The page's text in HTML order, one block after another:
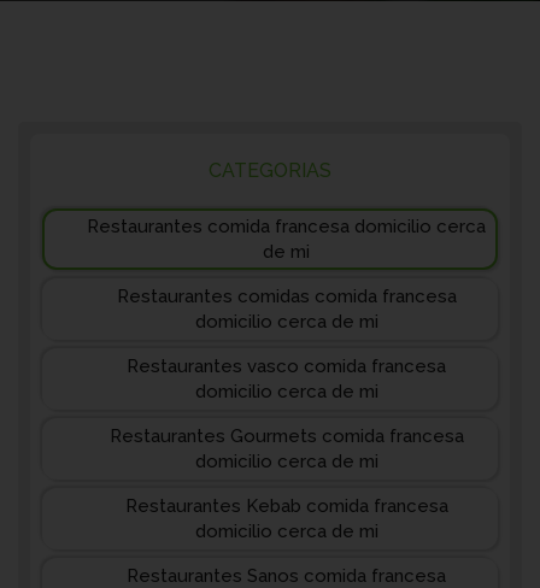
CATEGORIAS
Restaurantes comida francesa domicilio cerca
de mi
Restaurantes comidas comida francesa
domicilio cerca de mi
Restaurantes vasco comida francesa
domicilio cerca de mi
Restaurantes Gourmets comida francesa
domicilio cerca de mi
Restaurantes Kebab comida francesa
domicilio cerca de mi
Restaurantes Sanos comida francesa